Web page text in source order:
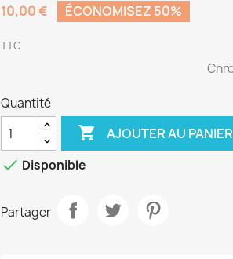
10,00 €
ÉCONOMISEZ 50%
TTC
Quantité
 AJOUTER AU PANIER
 Disponible
Partager